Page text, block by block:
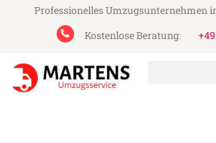
Professionelles Umzugsunternehmen
Kostenlose Beratung: